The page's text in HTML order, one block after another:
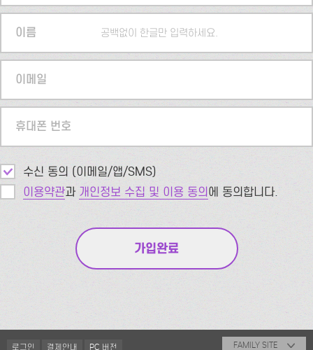
이름 공백없이 한글만 입력하세요.
이메일
휴대폰 번호
수신 동의 (이메일/앱/SMS)
이용약관과 개인정보 수집 및 이용 동의에 동의합니다.
로그인 결제안내 PC 버전 FAMILY SITE